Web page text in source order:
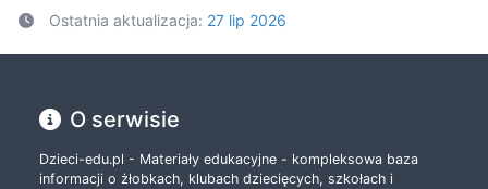
Ostatnia aktualizacja: 27 lip 2026
O serwisie
Dzieci-edu.pl - Materiały edukacyjne - kompleksowa baza
informacji o żłobkach, klubach dziecięcych, szkołach i